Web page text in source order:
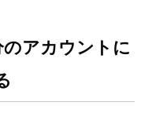
アカウントに